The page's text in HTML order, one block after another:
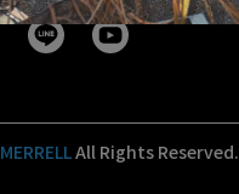
MERRELLAll Rights Reserved.